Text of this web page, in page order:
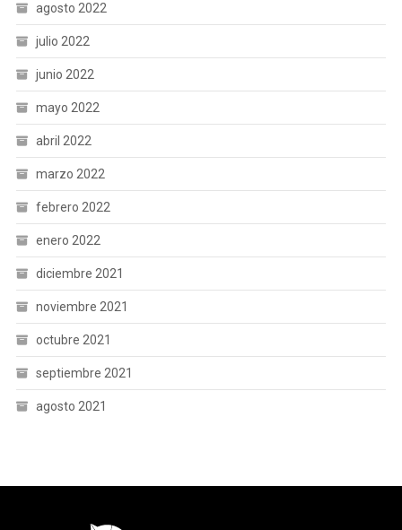
agosto 2022
julio 2022
junio 2022
mayo 2022
abril 2022
marzo 2022
febrero 2022
enero 2022
diciembre 2021
noviembre 2021
octubre 2021
septiembre 2021
agosto 2021